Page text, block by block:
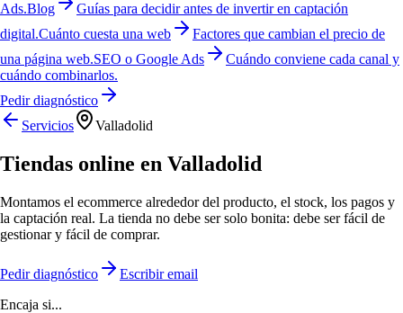
Ads.Blog
Guías para decidir antes de invertir en captación
digital.Cuánto cuesta una web
Factores que cambian el precio de
una página web.SEO o Google Ads
Cuándo conviene cada canal y
cuándo combinarlos.
Pedir diagnóstico
Servicios
Valladolid
Tiendas online en Valladolid
Montamos el ecommerce alrededor del producto, el stock, los pagos y
la captación real. La tienda no debe ser solo bonita: debe ser fácil de
gestionar y fácil de comprar.
Pedir diagnóstico
Escribir email
Encaja si...